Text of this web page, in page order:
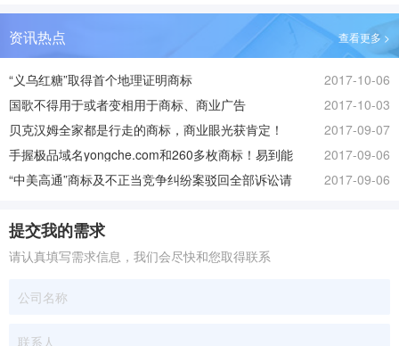
资讯热点 查看更多 >
“义乌红糖”取得首个地理证明商标
2017-10-06
国歌不得用于或者变相用于商标、商业广告
2017-10-03
贝克汉姆全家都是行走的商标，商业眼光获肯定！
2017-09-07
手握极品域名yongche.com和260多枚商标！易到能
否起死回生？
2017-09-06
“中美高通”商标及不正当竞争纠纷案驳回全部诉讼请
2017-09-06
提交我的需求
请认真填写需求信息，我们会尽快和您取得联系